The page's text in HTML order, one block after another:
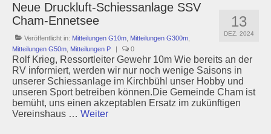
13
DEZ. 2024
Neue Druckluft-Schiessanlage SSV
Cham-Ennetsee
Veröffentlicht in: Mitteilungen G10m Mitteilungen G300m
Mitteilungen G50m Mitteilungen P | 0
Rolf Krieg, Ressortleiter Gewehr 10m Wie bereits an der
RV informiert, werden wir nur noch wenige Saisons in
unserer Schiessanlage im Kirchbühl unser Hobby und
unseren Sport betreiben können.Die Gemeinde Cham ist
bemüht, uns einen akzeptablen Ersatz im zukünftigen
Vereinshaus … Weiter